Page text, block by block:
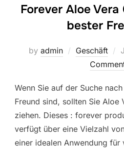
Forever Aloe Vera
bester
by admin Geschäft
Wenn Sie auf der Suche
Freund sind, sollten Sie Aloe
ziehen. Dieses : forever
verfügt über eine Vielzahl
einer idealen Anwendung